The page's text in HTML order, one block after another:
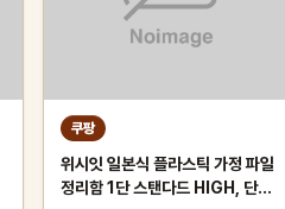
쿠팡
위시잇 일본식 플라스틱 가정 파일
정리함 1단 스탠다드 HIGH, 단일